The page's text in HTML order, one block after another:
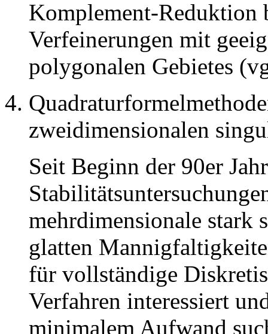
Komplement-Reduktion
Verfeinerungen mit
polygonalen Gebietes
zweidimensionalen
Seit Beginn der 90er
mehrdimensionale stark
glatten
für vollständige
Verfahren interessiert
minimalem Aufwand